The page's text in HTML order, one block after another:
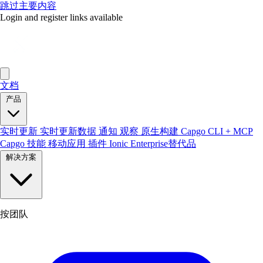
跳过主要内容
Login and register links available
文档
产品
实时更新 实时更新数据 通知 观察 原生构建 Capgo CLI + MCP
Capgo 技能 移动应用 插件 Ionic Enterprise替代品
解决方案
按团队